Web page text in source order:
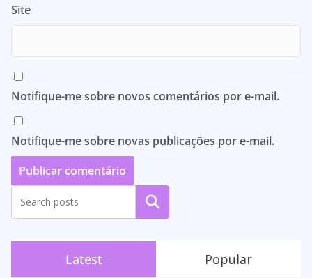
Site
Notifique-me sobre novos comentários por e-mail.
Notifique-me sobre novas publicações por e-mail.
Pesquisar
Latest Popular